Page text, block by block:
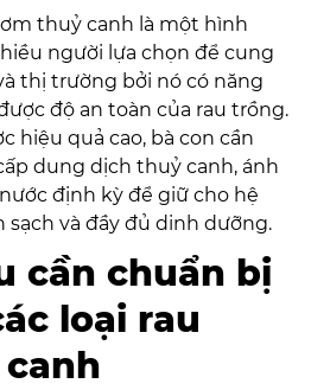
thuỷ canh là một hình
người lựa chọn để cung
thị trường bởi nó có năng
độ an toàn của rau trồng.
hiệu quả cao, bà con cần
dung dịch thuỷ canh, ánh
định kỳ để giữ cho hệ
và đầy đủ dinh dưỡng.
cần chuẩn bị
loại rau